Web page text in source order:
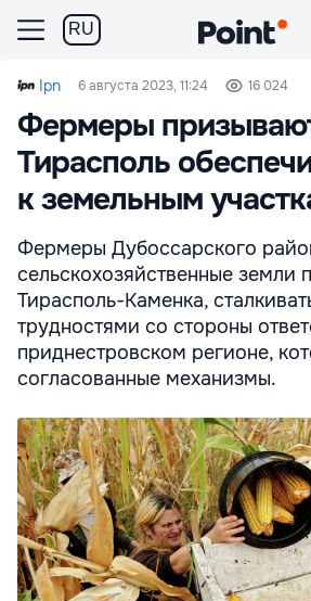
RU
Ipn 6 августа 2023, 11:24 16 024
Фермеры
Тирасполь
к земельным
Фермеры Дубоссарского
сельскохозяйственные земли
Тирасполь-Каменка,
трудностями со стороны
приднестровском регионе,
согласованные механизмы.